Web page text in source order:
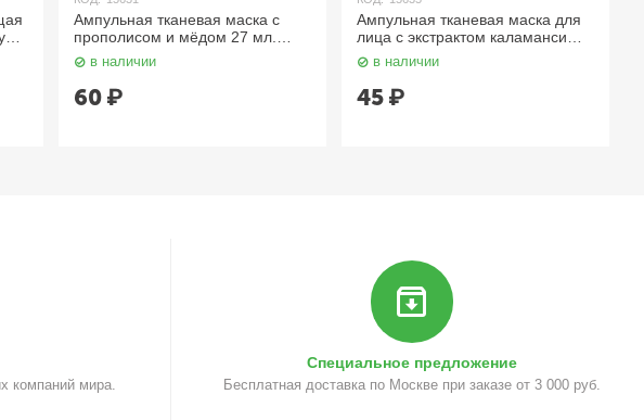
Ампульная тканевая маска с
прополисом и мёдом 27 мл.
Jigottв наличии
60 ₽
Ампульная тканевая маска для
лица с экстрактом каламанси
Doris Calamansi Real Essence
Mask 25 гр. Gigott
в наличии
45 ₽
компаний мира.
Специальное предложение
Бесплатная доставка по Москве при заказе от 3 000 руб.